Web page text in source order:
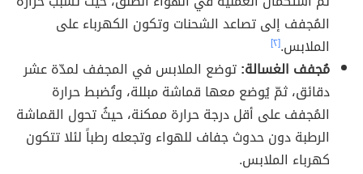
المُجفف إلى تصاعد الشحنات وتكون الكهرباء على
الملابس.[٢]
مُجفف الغسالة:توضع الملابس في المجفف لمدّة عشر
دقائق، ثمّ يُوضع معها قماشة مبللة، وتُضبط حرارة
المُجفف على أقل درجة حرارة ممكنة، حيثُ تحول القماشة
الرطبة دون حدوث جفاف للهواء وتجعله رطباً لئلا تتكون
كهرباء الملابس.